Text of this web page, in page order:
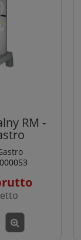
RM -